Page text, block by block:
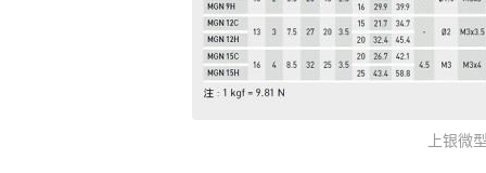
上银微